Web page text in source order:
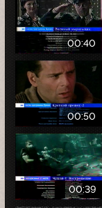
00:40
00:50
00:39